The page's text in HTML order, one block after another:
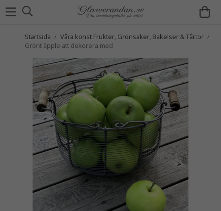
Startsida / Våra konst Frukter, Grönsaker, Bakelser & Tårtor /
Grönt äpple att dekorera med